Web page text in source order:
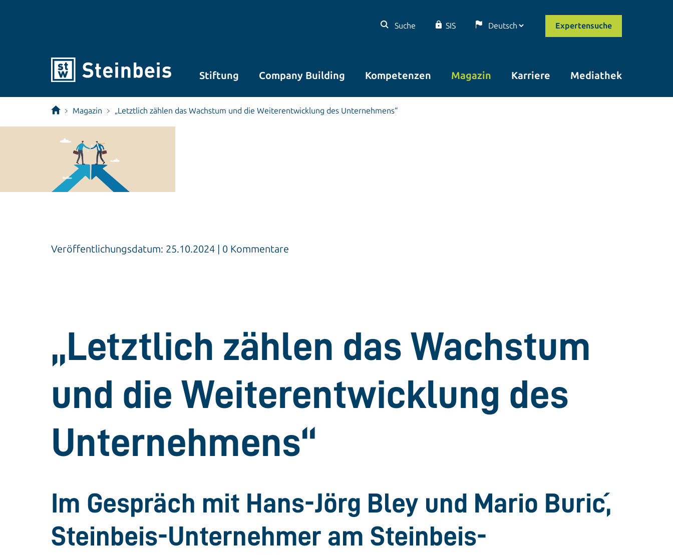
Suche SIS Expertensuche
Stiftung Company Building Kompetenzen Magazin Karriere Mediathek
Magazin „Letztlich zählen das Wachstum und die Weiterentwicklung des Unternehmens“
Veröffentlichungsdatum: 25.10.2024 | 0 Kommentare
„Letztlich zählen das Wachstum
und die Weiterentwicklung des
Unternehmens“
Im Gespräch mit Hans-Jörg Bley und Mario Burić,
Steinbeis-Unternehmer am Steinbeis-